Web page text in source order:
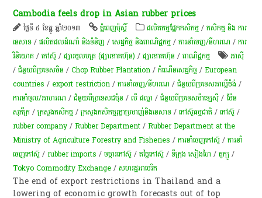
Cambodia feels drop in Asian rubber prices
ថ្ងៃទី ៥ ខែធ្នូ ឆ្នាំ២០១៣ ភ្នំពេញប៉ុស្តិ៍ ​ផលិតកម្ម​ផ្នែក​កសិកម្ម​ /កសិកម្ម​ និង​ ការ​
នេ​សាទ​ /ផលិតផលដំណាំ និងទំនិញ /សេដ្ឋកិច្ច និងពាណិជ្ជកម្ម /ការនាំចេញ/នីហរណ /ការ
វិនិយោគ /​កៅស៊ូ​ /ផ្សារមូលបត្រ (ផ្សារភាគហ៊ុន) /ផ្សារភាគហ៊ុន /ពាណិជ្ជកម្ម
អាស៊ី
/ជំនួយពីប្រទេសចិន /Chop Rubber Plantation /កំណើន​សេដ្ឋកិច្ច /European
countries / export restriction /ការនាំចេញ/នីហរណ /ជំនួយពីប្រទេសអាល្លឺម៉ង់ /
ការនាំចូល/អាហរណ /ជំនួយពីប្រទេសជប៉ុន /លី ផល្លា /ជំនួយពីប្រទេសម៉ាឡេស៊ី​​/ម៉ែន​
សុភ័ក្រ /ក្រសួងកសិកម្ម /ក្រសួងកសិកម្មរុក្ខាប្រមាញ់និងនេសាទ /កៅស៊ូ​ធម្មជាតិ​ /កៅស៊ូ /
rubber company /Rubber Department /Rubber Department at the
Ministry of Agriculture Forestry and Fisheries /ការនាំចេញកៅស៊ូ /ការ​នាំ​
ចេញ​កៅស៊ូ​ /rubber imports /ចម្ការ​កៅស៊ូ​ /តម្លៃ​កៅស៊ូ​ /ទីក្រុង សៀងហៃ /តូក្យូ /
Tokyo Commodity Exchange /សហរដ្ឋអាមេរិក
The end of export restrictions in Thailand and a
lowering of economic growth forecasts out of top